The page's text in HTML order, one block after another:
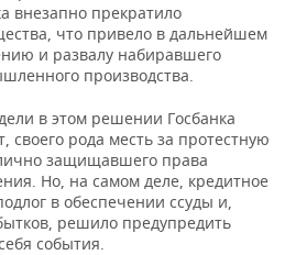
внезапно прекратило
что привело в дальнейшем
и развалу набиравшего
производства.
в этом решении Госбанка
своего рода месть за протестную
защищавшего права
Но, на самом деле, кредитное
в обеспечении ссуды и,
решило предупредить
события.